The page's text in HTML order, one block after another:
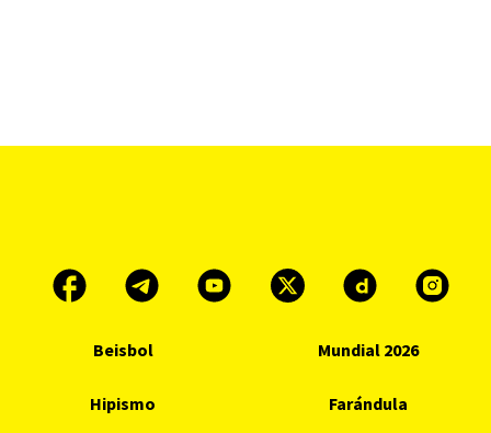
Beisbol Mundial 2026
Hipismo Farándula